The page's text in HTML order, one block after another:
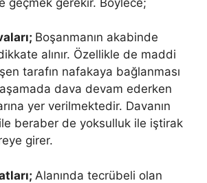
Boşanmanın akabinde
alınır. Özellikle de maddi
tarafın nafakaya bağlanması
aşamada dava devam ederken
yer verilmektedir. Davanın
beraber de yoksulluk ile iştirak
girer.
Alanında tecrübeli olan